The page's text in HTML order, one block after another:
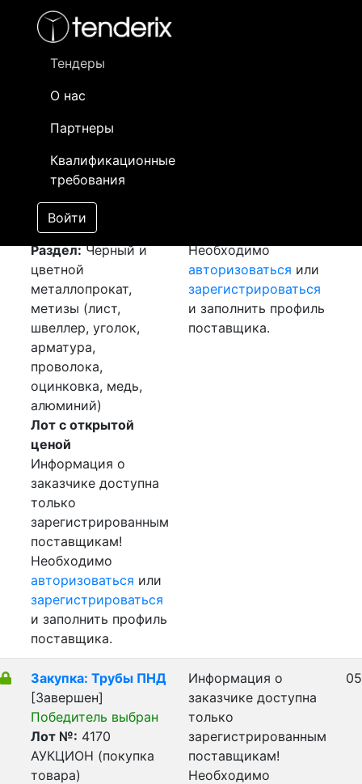
Тендеры
О нас
Партнеры
Квалификационные
требования
Войти
- активный лот
- сохраненный лот (не опубликован)
Закупка: Полоса и
Уголок[Завершен]
Лот №:
АУКЦИОН (покупка
товара)
Раздел:Черный и
цветной
металлопрокат,
метизы (лист,
швеллер, уголок,
арматура,
проволока,
оцинковка, медь,
алюминий)
Лот с открытой
ценой
Информация о
заказчике доступна
только
зарегистрированным
поставщикам!
Необходимо
авторизоваться или
зарегистрироваться
и заполнить профиль
поставщика.
Необходимо
авторизоваться или
зарегистрироваться
и заполнить профиль
поставщика.
Закупка: Трубы ПНД
[Завершен]
Победитель выбран
Лот №: 4170
АУКЦИОН (покупка
товара)
Информация о
заказчике доступна
только
зарегистрированным
поставщикам!
Необходимо